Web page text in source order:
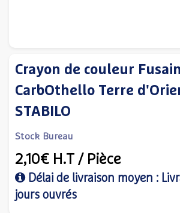
Crayon de couleur
CarbOthello Terre
STABILO
Stock Bureau
2,10€ H.T / Pièce
Délai de livraison moyen :
jours ouvrés